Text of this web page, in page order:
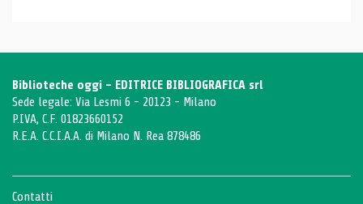
Biblioteche oggi - EDITRICE BIBLIOGRAFICA srl
Sede legale: Via Lesmi 6 - 20123 - Milano
P.IVA, C.F. 01823660152
R.E.A. C.C.I.A.A. di Milano N. Rea 878486
Contatti